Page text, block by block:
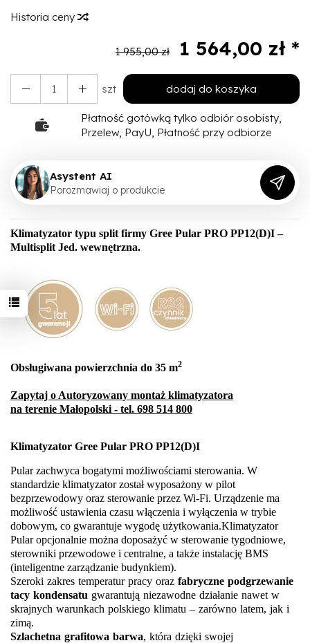
Historia ceny
1 955,00 zł 1 564,00 zł *
szt dodaj do koszyka
Płatność gotówką tylko odbiór osobisty,
Przelew, PayU, Płatność przy odbiorze
Asystent AI
Porozmawiaj o produkcie
Klimatyzator typu split firmy Gree Pular PRO PP12(D)I –
Multisplit Jed. wewnętrzna.
Obsługiwana powierzchnia do 35 m2
Zapytaj o Autoryzowany montaż klimatyzatora
na terenie Małopolski - tel. 698 514 800
Klimatyzator Gree Pular PRO PP12(D)I
Pular zachwyca bogatymi możliwościami sterowania. W
standardzie klimatyzator został wyposażony w pilot
bezprzewodowy oraz sterowanie przez Wi-Fi. Urządzenie ma
możliwość ustawienia czasu włączenia i wyłączenia w trybie
dobowym, co gwarantuje wygodę użytkowania.Klimatyzator
Pular opcjonalnie można doposażyć w sterowanie tygodniowe,
sterowniki przewodowe i centralne, a także instalację BMS
(inteligentne zarządzanie budynkiem).
Szeroki zakres temperatur pracy oraz fabryczne podgrzewanie
tacy kondensatu gwarantują niezawodne działanie nawet w
skrajnych warunkach polskiego klimatu – zarówno latem, jak i
zimą.
Szlachetna grafitowa barwa, która dzięki swojej